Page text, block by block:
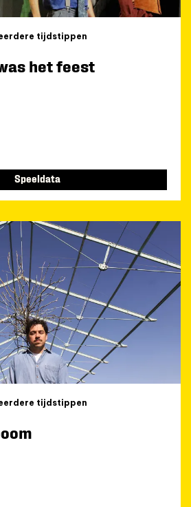
het feest
tijdstippen
Speeldata
tijdstippen